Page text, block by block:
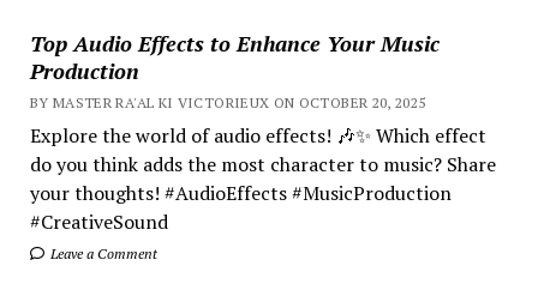
Top Audio Effects to Enhance Your Music
Production
BY MASTER RA'AL KI VICTORIEUX ON OCTOBER 20, 2025
Explore the world of audio effects! 🎶✨ Which effect
do you think adds the most character to music? Share
your thoughts! #AudioEffects #MusicProduction
#CreativeSound
Leave a Comment